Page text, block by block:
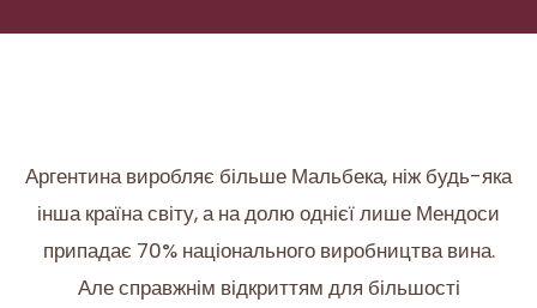
Аргентина виробляє більше Мальбека, ніж будь-яка
інша країна світу, а на долю однієї лише Мендоси
припадає 70% національного виробництва вина.
Але справжнім відкриттям для більшості